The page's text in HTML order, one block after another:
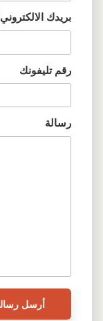
بريدك الالكتروني
رقم تليفونك
رسالة